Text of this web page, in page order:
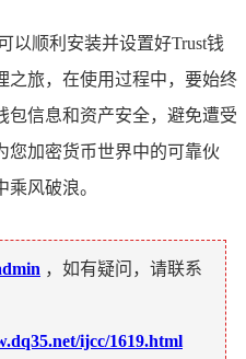
以顺利安装并设置好Trust钱
之旅，在使用过程中，要始终
包信息和资产安全，避免遭受
您加密货币世界中的可靠伙
风破浪。
，如有疑问，请联系
ijcc/1619.html